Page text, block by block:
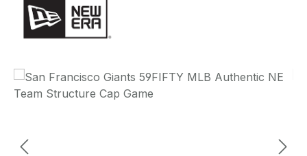
Bildergalerie überspringen